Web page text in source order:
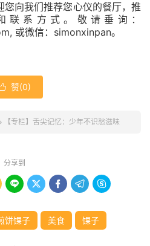
您向我们推荐您心仪的餐厅，推
联系方式。敬请垂询：
或微信： simonxinpan。
赞(0)
【专栏】舌尖记忆：少年不识愁滋味
分享到
    
饼馃子 美食 馃子